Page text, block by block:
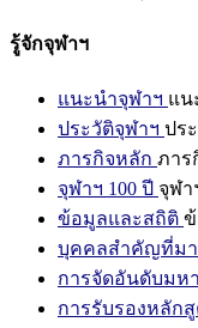
รู้จักจุฬาฯ
แนะนำจุฬาฯ แน
ประวัติจุฬาฯ ปร
ภารกิจหลัก ภาร
จุฬาฯ 100 ปี จุฬา
ข้อมูลและสถิติ
บุคคลสำคัญที่มา
การจัดอันดับมห
การรับรองหลัก